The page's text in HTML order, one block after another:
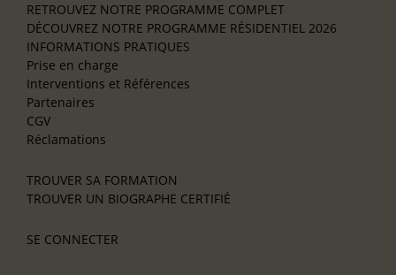
RETROUVEZ NOTRE PROGRAMME COMPLET
DÉCOUVREZ NOTRE PROGRAMME RÉSIDENTIEL 2026
INFORMATIONS PRATIQUES
Prise en charge
Interventions et Références
Partenaires
CGV
Réclamations
TROUVER SA FORMATION
TROUVER UN BIOGRAPHE CERTIFIÉ
SE CONNECTER